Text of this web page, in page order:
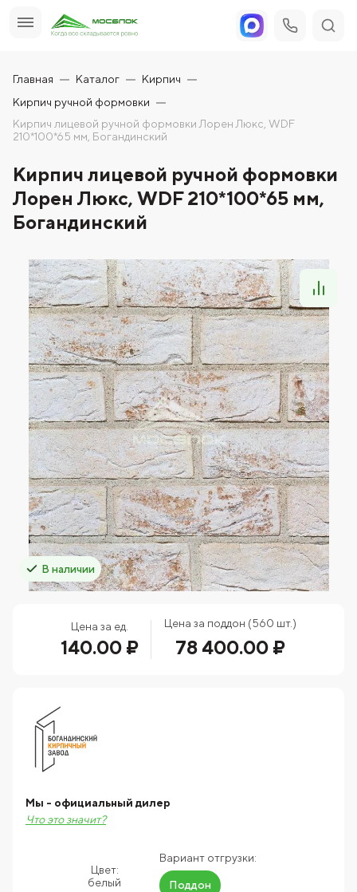
Главная Каталог
Кирпич
Кирпич ручной формовки
Кирпич лицевой ручной формовки Лорен Люкс, WDF
210*100*65 мм, Богандинский
Кирпич лицевой ручной формовки
Лорен Люкс, WDF 210*100*65 мм,
Богандинский
В наличии
Цена за ед.
140.00 ₽
Цена за поддон (560 шт.)
78 400.00 ₽
Цвет:
белый
Вариант отгрузки:
Поддон
Мы - официальный дилер
Что это значит?